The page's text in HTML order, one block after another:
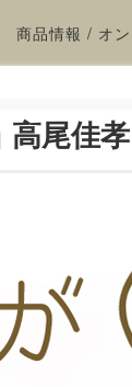
商品情報 / オ
高尾佳孝